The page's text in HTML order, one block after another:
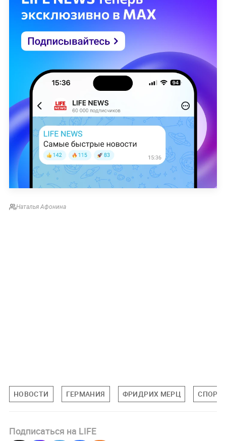
Наталья Афонина
НОВОСТИ ГЕРМАНИЯ ФРИДРИХ МЕРЦ СПОРТ
Подписаться на LIFE